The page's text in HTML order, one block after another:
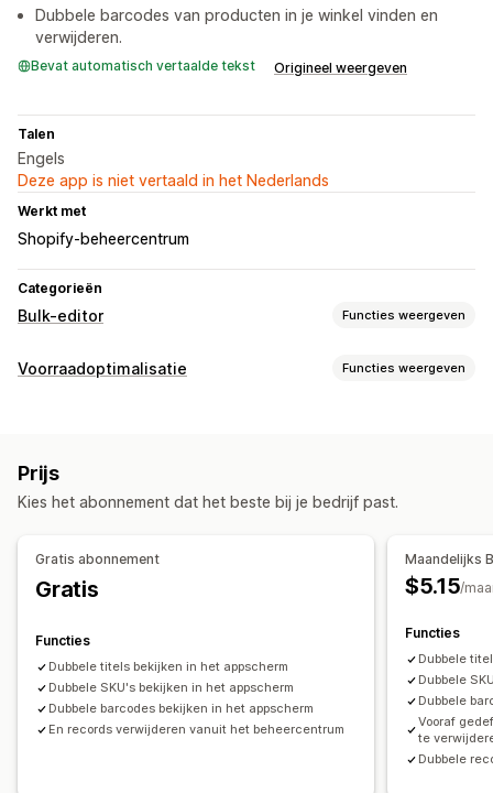
Dubbele barcodes van producten in je winkel vinden en
verwijderen.
Bevat automatisch vertaalde tekst Origineel weergeven
Talen
Engels
Deze app is niet vertaald in het Nederlands
Werkt met
Shopify-beheercentrum
Categorieën
Bulk-editor Functies weergeven
Bewerkbare bronnen
Verwijderen in bulk
Voorraadoptimalisatie Functies weergeven
Prijs
Kies het abonnement dat het beste bij je bedrijf past.
Gratis abonnement
Gratis
Functies
Dubbele titels bekijken in het appscherm
Dubbele SKU's bekijken in het appscherm
Dubbele barcodes bekijken in het appscherm
En records verwijderen vanuit het beheercentrum
Maandelijks
$5.15/
Functies
Dubbele
Dubbele
Dubbele
Vooraf
te
Dubbele